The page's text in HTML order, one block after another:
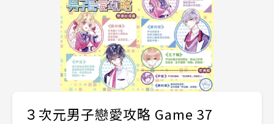
３次元男子戀愛攻略 Game 37